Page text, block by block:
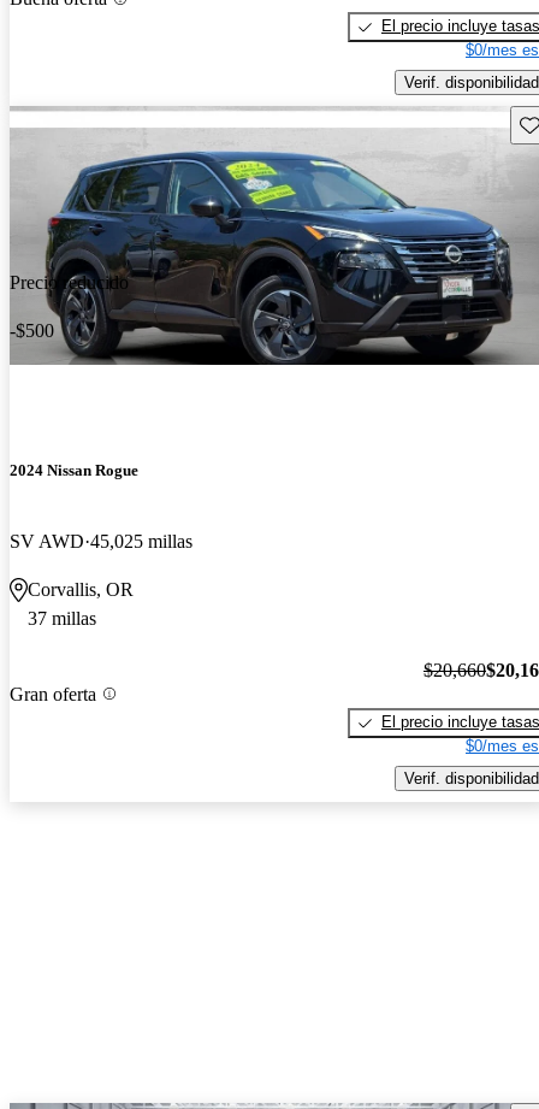
El precio incluye tasas
$0/mes
Verif. disponibilidad
Precio reducido
-$500
2024 Nissan Rogue
SV AWD 45,025 millas
Corvallis, OR
37 millas
Gran oferta
$20,660
El precio incluye tasas
$0/mes
Verif. disponibilidad